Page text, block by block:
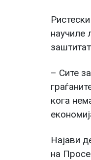
научиле
– Сите
кога
Најави
на